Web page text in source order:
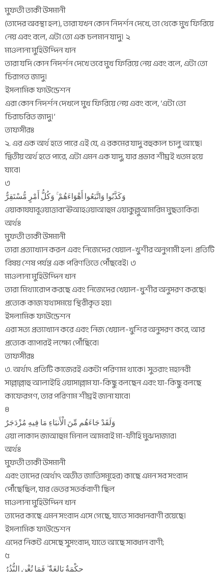
মুফতী তাকী উসমানী
(তাদের অবস্থা হল), তারা যখন কোন নিদর্শন দেখে, তা থেকে মুখ ফিরিয়ে
নেয় এবং বলে, এটা তো এক চলমান যাদু। ২
মাওলানা মুহিউদ্দিন খান
তারা যদি কোন নিদর্শন দেখে তবে মুখ ফিরিয়ে নেয় এবং বলে, এটা তো
চিরাগত জাদু।
ইসলামিক ফাউন্ডেশন
এরা কোন নিদর্শন দেখলে মুখ ফিরিয়ে নেয় এবং বলে, ‘এটা তো
চিরাচরিত জাদু।’
তাফসীরঃ
২. এর এক অর্থ হতে পারে এই যে, এ রকমের যাদু বহুকাল চালু আছে।
দ্বিতীয় অর্থ হতে পারে, এটা এমন এক যাদু, যার প্রভাব শীঘ্রই খতম হয়ে
যাবে।
৩
وَكَذَّبُوا وَاتَّبَعُوا أَهْوَاءَهُمْ ۚ وَكُلُّ أَمْرٍ مُّسْتَقِرٌّ
ওয়াকাযযাবূওয়াত্তাবা‘ঊআহওয়াআহুম ওয়াকুল্লুআমরিম মুছতাকির।
অর্থঃ
মুফতী তাকী উসমানী
তারা প্রত্যাখ্যান করল এবং নিজেদের খেয়াল-খুশীর অনুগামী হল। প্রতিটি
বিষয় শেষ পর্যন্ত এক পরিণতিতে পৌঁছবেই। ৩
মাওলানা মুহিউদ্দিন খান
তারা মিথ্যারোপ করছে এবং নিজেদের খেয়াল-খুশীর অনুসরণ করছে।
প্রত্যেক কাজ যথাসময়ে স্থিরীকৃত হয়।
ইসলামিক ফাউন্ডেশন
এরা সত্য প্রত্যাখ্যান করে এবং নিজ খেয়াল-খুশির অনুসরণ করে, আর
প্রত্যেক ব্যাপারই লক্ষ্যে পৌঁছিবে।
তাফসীরঃ
৩. অর্থাৎ প্রতিটি কাজেরই একটা পরিণাম থাকে। সুতরাং মহানবী
সাল্লাল্লাহু আলাইহি ওয়াসাল্লাম যা-কিছু বলছেন এবং যা-কিছু বলছে
কাফেরগণ, তার পরিণাম শীঘ্রই জানা যাবে।
৪
وَلَقَدْ جَاءَهُم مِّنَ الْأَنبَاءِ مَا فِيهِ مُزْدَجَرٌ
ওয়া লাকাদ জাআহুম মিনাল আমবাই মা-ফীহি মুঝদাজার।
অর্থঃ
মুফতী তাকী উসমানী
এবং তাদের (অর্থাৎ অতীত জাতিসমূহের) কাছে এমন সব সংবাদ
পৌঁছেছিল, যার ভেতর সতর্কবাণী ছিল
মাওলানা মুহিউদ্দিন খান
তাদের কাছে এমন সংবাদ এসে গেছে, যাতে সাবধানবাণী রয়েছে।
ইসলামিক ফাউন্ডেশন
এদের নিকট এসেছে সুসংবাদ, যাতে আছে সাবধান বাণী;
৫
حِكْمَةٌ بَالِغَةٌ ۖ فَمَا تُغْنِ النُّذُرُ